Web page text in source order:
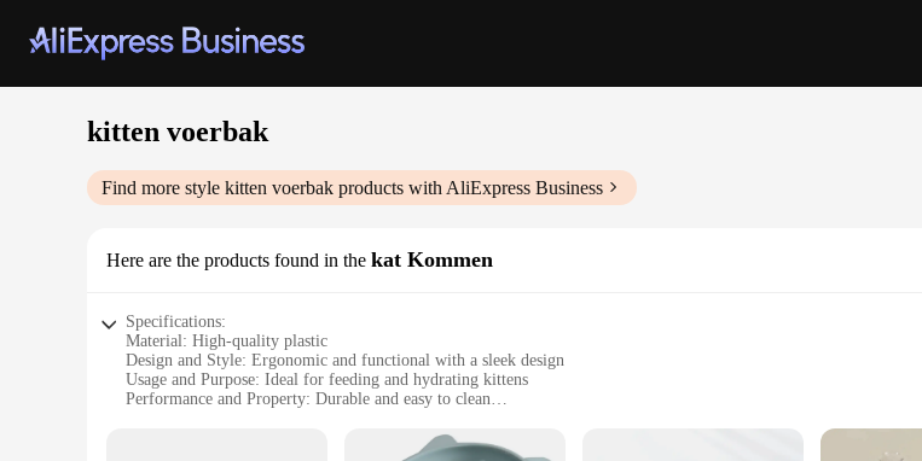
kitten voerbak
Find more style kitten voerbak products with AliExpress Business
Here are the products found in the kat Kommen
Specifications:
Material: High-quality plastic
Design and Style: Ergonomic and functional with a sleek design
Usage and Purpose: Ideal for feeding and hydrating kittens
Performance and Property: Durable and easy to clean
Shape or Size or Weight or Quantity: Lightweight and portable, with ample space for food and water